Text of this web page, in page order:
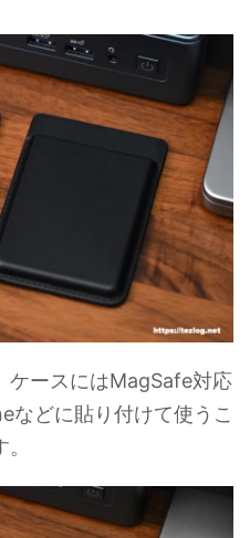
ケースにはMagSafe対応
などに貼り付けて使うこ